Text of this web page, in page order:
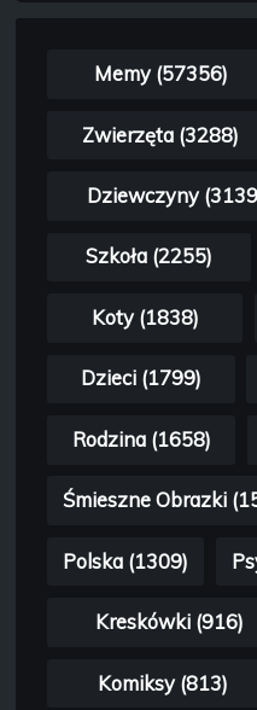
Memy (57356)
Zwierzęta (3288)
Dziewczyny
Szkoła (2255)
Koty (1838)
Dzieci (1799)
Rodzina (1658)
Śmieszne Obrazki
Polska (1309)
Kreskówki (916)
Komiksy (813)